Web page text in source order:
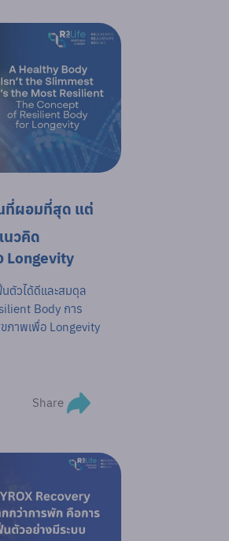
ที่ผอมที่สุด แต่
วคิด
Longevity
ตัวได้ดีและสมดุล
Body การ
ภาพเพื่อ Longevity
Share